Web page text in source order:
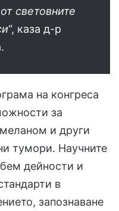
световните
“, каза д-р
на конгреса
за
и други
тумори. Научните
дейности и
в
запознаване